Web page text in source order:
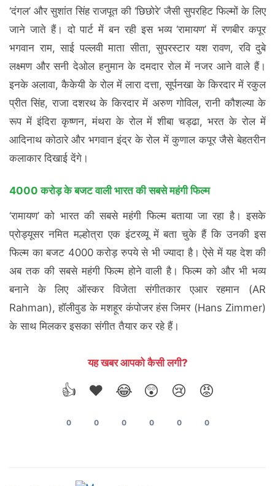
‘दंगल’ और सुशांत सिंह राजपूत की ‘छिछोरे’ जैसी सुपरहिट फिल्मों के लिए
जाने जाते हैं। दो पार्ट में बन रही इस भव्य ‘रामायण’ में रणबीर कपूर
भगवान राम, साई पल्लवी माता सीता, सुपरस्टार यश रावण, रवि दुबे
लक्ष्मण और सनी देओल हनुमान के दमदार रोल में नजर आने वाले हैं।
इनके अलावा, कैकेयी के रोल में लारा दत्ता, सूर्पनखा के किरदार में रकुल
प्रीत सिंह, राजा दशरथ के किरदार में अरुण गोविल, रानी कौशल्या के
रूप में इंदिरा कृष्णन, मंथरा के रोल में शीबा चड्ढा, भरत के रोल में
आदिनाथ कोठारे और भगवान इंद्र के रोल में कुणाल कपूर जैसे बेहतरीन
कलाकार दिखाई देंगे।
4000 करोड़ के बजट वाली भारत की सबसे महंगी फिल्म
‘रामायण’ को भारत की सबसे महंगी फिल्म बताया जा रहा है। इसके
प्रोड्यूसर नमित मल्होत्रा एक इंटरव्यू में बता चुके हैं कि उनकी इस
फिल्म का बजट 4000 करोड़ रुपये से भी ज्यादा है। ऐसे में यह देश की
अब तक की सबसे महंगी फिल्म होने वाली है। फिल्म को और भी भव्य
बनाने के लिए ऑस्कर विजेता संगीतकार एआर रहमान (AR
Rahman), हॉलीवुड के मशहूर कंपोजर हंस जिमर (Hans Zimmer)
के साथ मिलकर इसका संगीत तैयार कर रहे हैं।
यह खबर आपको कैसी लगी?
👍
0
❤️
0
😂
0
😲
0
😢
0
😡
0